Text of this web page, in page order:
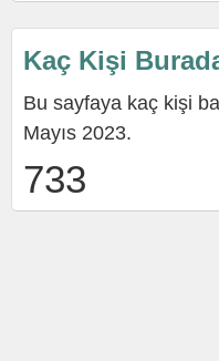
Kaç Kişi
Bu sayfaya kaç kişi
Mayıs 2023.
733